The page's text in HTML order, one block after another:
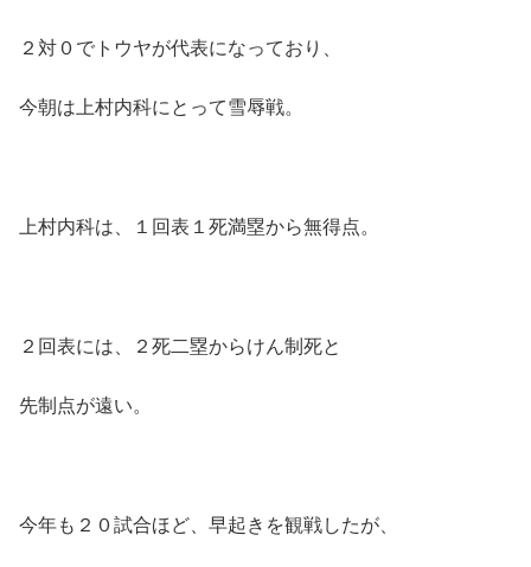
２対０でトウヤが代表になっており、
今朝は上村内科にとって雪辱戦。
上村内科は、１回表１死満塁から無得点。
２回表には、２死二塁からけん制死と
先制点が遠い。
今年も２０試合ほど、早起きを観戦したが、